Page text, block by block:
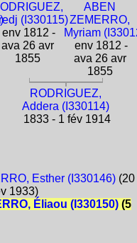
(I330115)
env 1812 -
ava 26 avr
1855
ABEN
ZEMERRO,
Myriam
env 1812 -
ava 26 avr
1855
RODRIGUEZ,
Addera (I330114)
1833 - 1 fév 1914
Esther (I330146)(20
1933)
Éliaou (I330150)(5